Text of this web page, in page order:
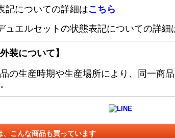
記についての詳細はこちら
ュエルセットの状態表記についての詳細
装について】
の生産時期や生産場所により、同一商
、こんな商品も買っています